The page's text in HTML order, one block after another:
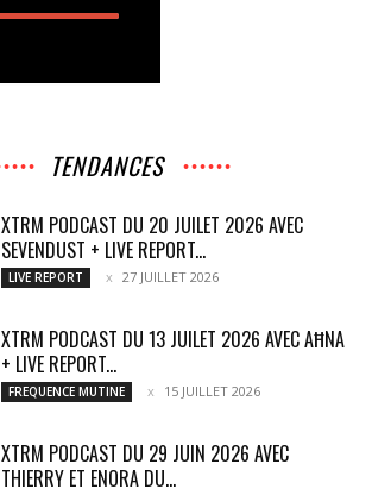
TENDANCES
XTRM PODCAST DU 20 JUILET 2026 AVEC
SEVENDUST + LIVE REPORT...
LIVE REPORT 27 JUILLET 2026
XTRM PODCAST DU 13 JUILET 2026 AVEC AĦNA
+ LIVE REPORT...
FREQUENCE MUTINE 15 JUILLET 2026
XTRM PODCAST DU 29 JUIN 2026 AVEC
THIERRY ET ENORA DU...